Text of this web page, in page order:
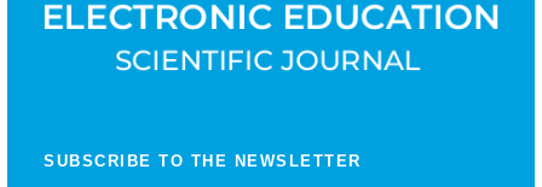
SUBSCRIBE TO THE NEWSLETTER